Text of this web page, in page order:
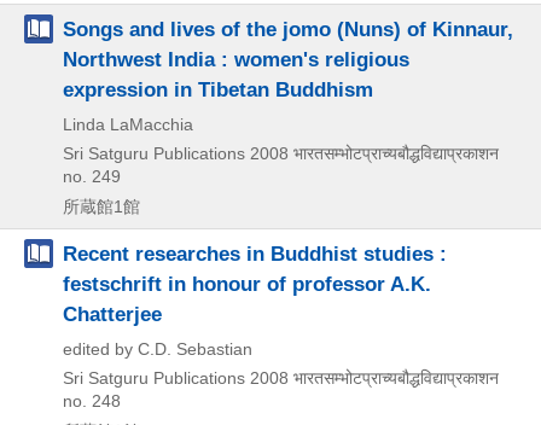
Songs and lives of the jomo (Nuns) of Kinnaur,
Northwest India : women's religious
expression in Tibetan Buddhism
Linda LaMacchia
Sri Satguru Publications 2008 भारतसम्भोटप्राच्यबौद्धविद्याप्रकाशन
no. 249
所蔵館1館
Recent researches in Buddhist studies :
festschrift in honour of professor A.K.
Chatterjee
edited by C.D. Sebastian
Sri Satguru Publications 2008 भारतसम्भोटप्राच्यबौद्धविद्याप्रकाशन
no. 248